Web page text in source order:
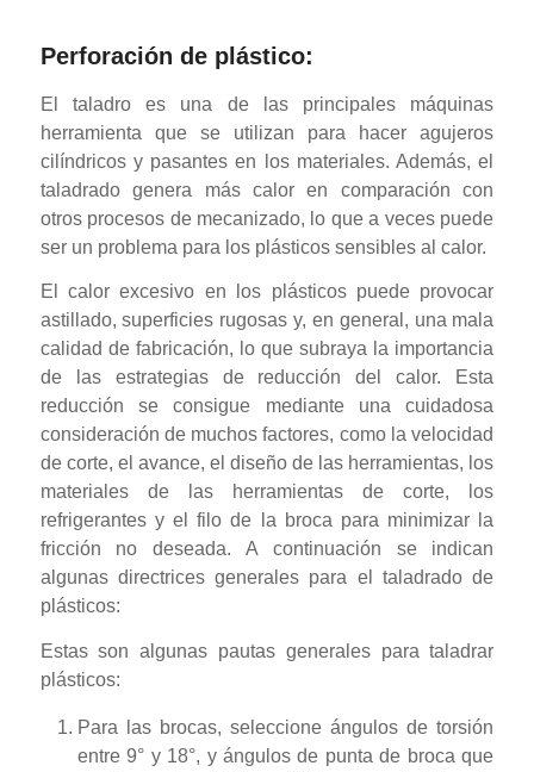
Perforación de plástico:
El taladro es una de las principales máquinas
herramienta que se utilizan para hacer agujeros
cilíndricos y pasantes en los materiales. Además, el
taladrado genera más calor en comparación con
otros procesos de mecanizado, lo que a veces puede
ser un problema para los plásticos sensibles al calor.
El calor excesivo en los plásticos puede provocar
astillado, superficies rugosas y, en general, una mala
calidad de fabricación, lo que subraya la importancia
de las estrategias de reducción del calor. Esta
reducción se consigue mediante una cuidadosa
consideración de muchos factores, como la velocidad
de corte, el avance, el diseño de las herramientas, los
materiales de las herramientas de corte, los
refrigerantes y el filo de la broca para minimizar la
fricción no deseada. A continuación se indican
algunas directrices generales para el taladrado de
plásticos:
Estas son algunas pautas generales para taladrar
plásticos:
Para las brocas, seleccione ángulos de torsión
entre 9° y 18°, y ángulos de punta de broca que